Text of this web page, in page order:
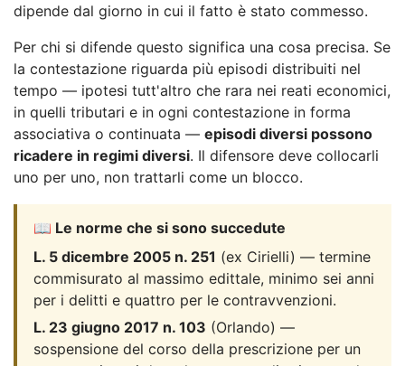
dipende dal giorno in cui il fatto è stato commesso.
Per chi si difende questo significa una cosa precisa. Se
la contestazione riguarda più episodi distribuiti nel
tempo — ipotesi tutt'altro che rara nei reati economici,
in quelli tributari e in ogni contestazione in forma
associativa o continuata — episodi diversi possono
ricadere in regimi diversi. Il difensore deve collocarli
uno per uno, non trattarli come un blocco.
📖 Le norme che si sono succedute
L. 5 dicembre 2005 n. 251 (ex Cirielli) — termine
commisurato al massimo edittale, minimo sei anni
per i delitti e quattro per le contravvenzioni.
L. 23 giugno 2017 n. 103 (Orlando) —
sospensione del corso della prescrizione per un